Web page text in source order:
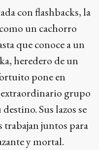
con flashbacks, la
un cachorro
que conoce a un
heredero de un
pone en
grupo
Sus lazos se
juntos para
y mortal.